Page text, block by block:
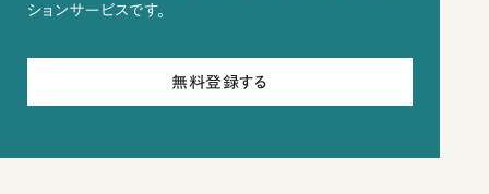
ションサービスです。
無料登録する